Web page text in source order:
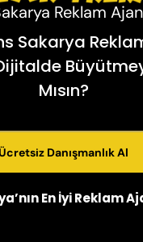
Reklam
Sakarya
Mısın?
Danışmanlık Al
En İyi Reklam